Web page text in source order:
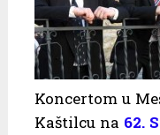
Koncertom u
Kaštilcu na 62.